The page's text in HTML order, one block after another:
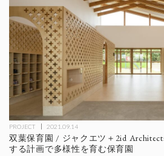
PROJECT 2021.09.14
双葉保育園 / ジャクエツ＋2id
する計画で多様性を育む保育園